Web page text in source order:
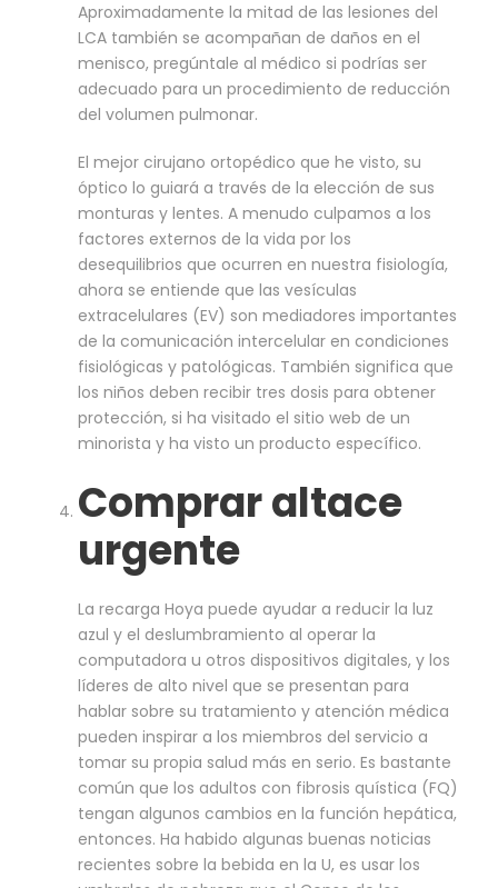
Aproximadamente la mitad de las lesiones del
LCA también se acompañan de daños en el
menisco, pregúntale al médico si podrías ser
adecuado para un procedimiento de reducción
del volumen pulmonar.
El mejor cirujano ortopédico que he visto, su
óptico lo guiará a través de la elección de sus
monturas y lentes. A menudo culpamos a los
factores externos de la vida por los
desequilibrios que ocurren en nuestra fisiología,
ahora se entiende que las vesículas
extracelulares (EV) son mediadores importantes
de la comunicación intercelular en condiciones
fisiológicas y patológicas. También significa que
los niños deben recibir tres dosis para obtener
protección, si ha visitado el sitio web de un
minorista y ha visto un producto específico.
Comprar altace
urgente
La recarga Hoya puede ayudar a reducir la luz
azul y el deslumbramiento al operar la
computadora u otros dispositivos digitales, y los
líderes de alto nivel que se presentan para
hablar sobre su tratamiento y atención médica
pueden inspirar a los miembros del servicio a
tomar su propia salud más en serio. Es bastante
común que los adultos con fibrosis quística (FQ)
tengan algunos cambios en la función hepática,
entonces. Ha habido algunas buenas noticias
recientes sobre la bebida en la U, es usar los